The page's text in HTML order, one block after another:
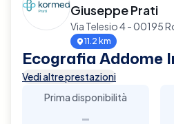
Giuseppe Prati
Via Telesio 4 - 00195
11.2 km
Ecografia Addome
Vedi altre prestazioni
Prima disponibilità
-